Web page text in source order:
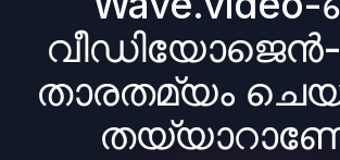
വീഡിയോജെൻ-
താരതമ്യം